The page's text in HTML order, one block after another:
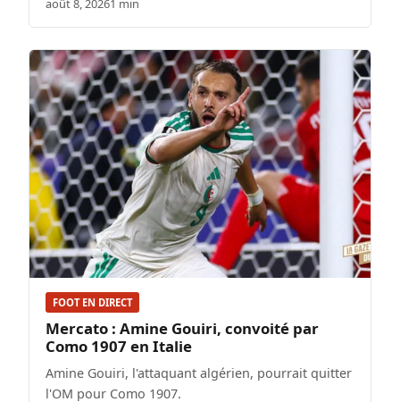
août 8, 20261 min
FOOT EN DIRECT
Mercato : Amine Gouiri, convoité par
Como 1907 en Italie
Amine Gouiri, l'attaquant algérien, pourrait quitter
l'OM pour Como 1907.